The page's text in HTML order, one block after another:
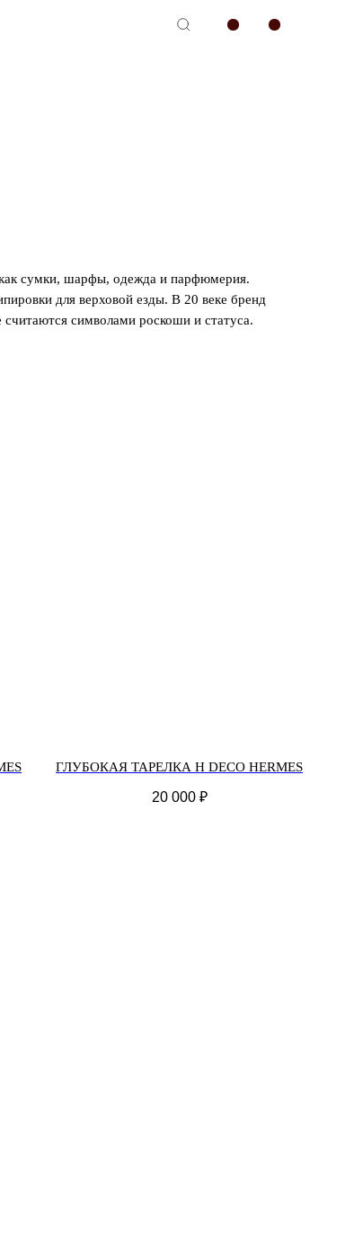
сумки, шарфы, одежда и парфюмерия.
для верховой езды. В 20 веке бренд
символами роскоши и статуса.
ГЛУБОКАЯ ТАРЕЛКА H DECO HERMES
20 000 ₽